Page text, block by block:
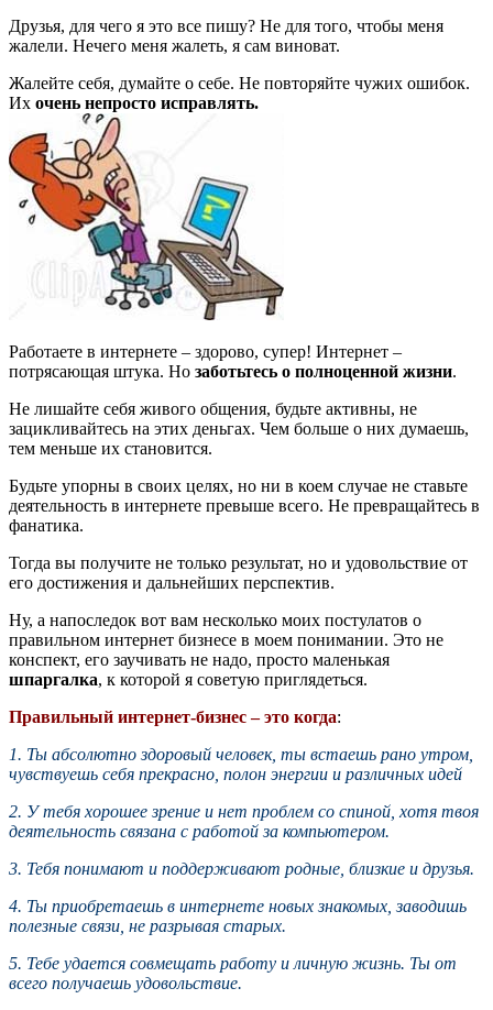
Друзья, для чего я это все пишу? Не для того, чтобы меня
жалели. Нечего меня жалеть, я сам виноват.
Жалейте себя, думайте о себе. Не повторяйте чужих ошибок.
Их очень непросто исправлять.
Работаете в интернете – здорово, супер! Интернет –
потрясающая штука. Но заботьтесь о полноценной жизни.
Не лишайте себя живого общения, будьте активны, не
зацикливайтесь на этих деньгах. Чем больше о них думаешь,
тем меньше их становится.
Будьте упорны в своих целях, но ни в коем случае не ставьте
деятельность в интернете превыше всего. Не превращайтесь в
фанатика.
Тогда вы получите не только результат, но и удовольствие от
его достижения и дальнейших перспектив.
Ну, а напоследок вот вам несколько моих постулатов о
правильном интернет бизнесе в моем понимании. Это не
конспект, его заучивать не надо, просто маленькая
шпаргалка, к которой я советую приглядеться.
Правильный интернет-бизнес – это когда:
1. Ты абсолютно здоровый человек, ты встаешь рано утром,
чувствуешь себя прекрасно, полон энергии и различных идей
2. У тебя хорошее зрение и нет проблем со спиной, хотя твоя
деятельность связана с работой за компьютером.
3. Тебя понимают и поддерживают родные, близкие и друзья.
4. Ты приобретаешь в интернете новых знакомых, заводишь
полезные связи, не разрывая старых.
5. Тебе удается совмещать работу и личную жизнь. Ты от
всего получаешь удовольствие.